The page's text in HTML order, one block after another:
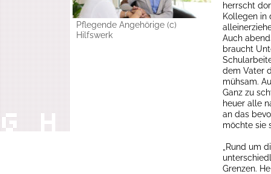
Pflegende Angehörige (c)
Hilfswerk
herrscht
Kollegen in
Auch
braucht
dem Vater
mühsam.
Ganz zu
heuer alle
an das
möchte sie
„Rund um
Grenzen.